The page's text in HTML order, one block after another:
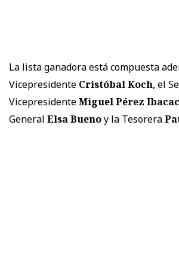
La lista ganadora está compuesta
Vicepresidente Cristóbal Koch, el
VicepresidenteMiguel Pérez
General Elsa Buenoy la Tesorera